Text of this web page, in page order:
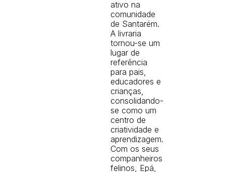
ativo na
comunidade
de Santarém.
A livraria
tornou-se um
lugar de
referência
para pais,
educadores e
crianças,
consolidando-
se como um
centro de
criatividade e
aprendizagem.
Com os seus
companheiros
felinos, Epá,